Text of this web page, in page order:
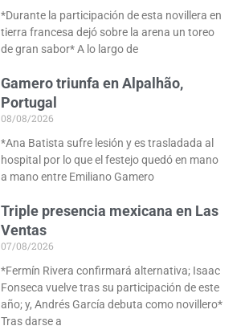
*Durante la participación de esta novillera en
tierra francesa dejó sobre la arena un toreo
de gran sabor* A lo largo de
Gamero triunfa en Alpalhão,
Portugal
08/08/2026
*Ana Batista sufre lesión y es trasladada al
hospital por lo que el festejo quedó en mano
a mano entre Emiliano Gamero
Triple presencia mexicana en Las
Ventas
07/08/2026
*Fermín Rivera confirmará alternativa; Isaac
Fonseca vuelve tras su participación de este
año; y, Andrés García debuta como novillero*
Tras darse a